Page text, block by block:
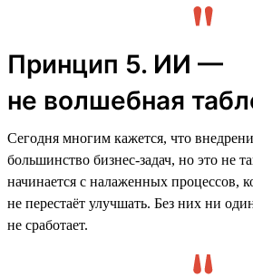
Принцип 5. ИИ —
не волшебная
Сегодня многим кажется, что
большинство бизнес-задач, но это не
начинается с налаженных процессов,
не перестаёт улучшать. Без них ни
не сработает.